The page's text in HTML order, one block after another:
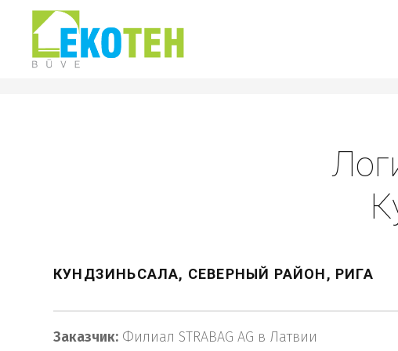
КУНДЗИНЬСАЛА, СЕВЕРНЫЙ РАЙОН, РИГА
Заказчик: Филиал STRABAG AG в Латвии